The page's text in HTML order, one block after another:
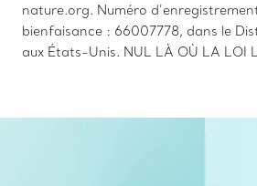
nature.org. Numéro
bienfaisance : 66007778, dans le
aux États-Unis. NUL LÀ OÙ LA LOI